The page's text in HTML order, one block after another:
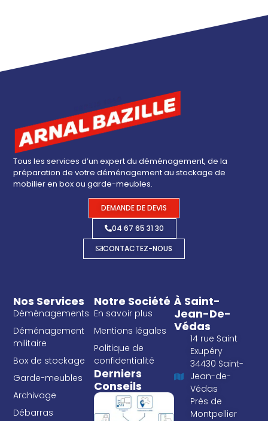
Tous les services d’un expert du déménagement, de la
préparation de votre déménagement au stockage de
mobilier en box ou garde-meubles.
DEMANDE DE DEVIS
04 67 65 31 30
CONTACTEZ-NOUS
Nos Services
Déménagements
Déménagement
militaire
Box de stockage
Garde-meubles
Archivage
Débarras
Notre Société
En savoir plus
Mentions légales
Politique de
confidentialité
Derniers
Conseils
À Saint-
Jean-De-
Védas
14 rue Saint
Exupéry
34430 Saint-
Jean-de-
Védas
Près de
Montpellier